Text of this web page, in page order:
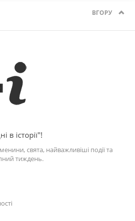
ВГОРУ
в історії"!
свята, найважливіші події та
тиждень.